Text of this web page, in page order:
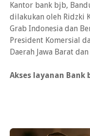
Kantor bank bjb,
dilakukan oleh Ridzki
Grab Indonesia dan
President Komersial
Daerah Jawa Barat
Akses layanan Bank